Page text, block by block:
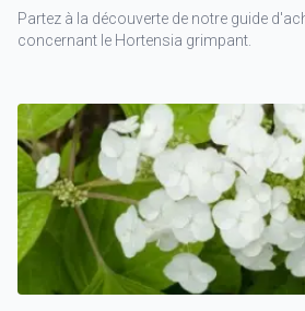
Partez à la découverte de notre guide
concernant le Hortensia grimpant.